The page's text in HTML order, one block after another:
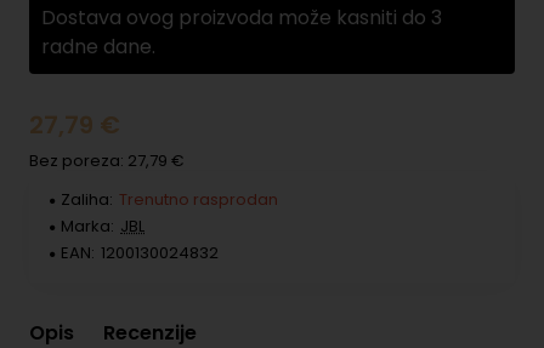
Dostava ovog proizvoda može kasniti do 3
radne dane.
27,79 €
Bez poreza: 27,79 €
Zaliha: Trenutno rasprodan
Marka: JBL
EAN: 1200130024832
Opis Recenzije